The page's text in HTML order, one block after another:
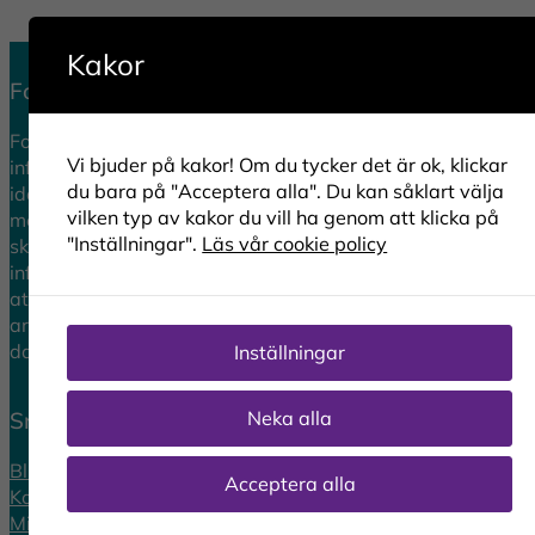
Forum för Dataskydd
Forum för Dataskydd vill bidra till ett tryggt
informationssamhälle och värnar om integritetsskydd
idag och i morgon. Vi förstärker, förenklar och ökar
medvetenheten kring integritetsskydd i Europa genom att
skapa ett tongivande forum för samverkan och
informationsspridning. Sedan 2012 arbetar forumet för
att stärka dataskyddsombudets roll och andra som
arbetar med eller kommer i kontakt med
dataskyddsfrågor i arbetet.
Snabblänkar
Bli medlem
Kontakta oss
Mitt konto
Kakor
Vi bjuder på kakor! Om du tycker det är ok, klickar
du bara på "Acceptera alla". Du kan såklart välja
vilken typ av kakor du vill ha genom att klicka på
"Inställningar". Läs vår cookie policy
Inställningar
Neka alla
Acceptera alla